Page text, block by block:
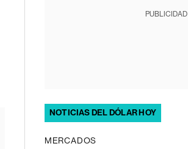
PUBLICIDAD
NOTICIAS DEL DÓLAR HOY
MERCADOS